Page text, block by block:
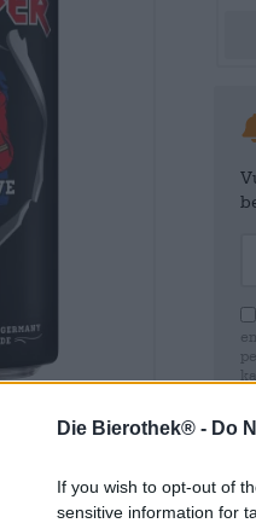
Die Bierothek® - Do
If you wish to opt-out of
sensitive information for